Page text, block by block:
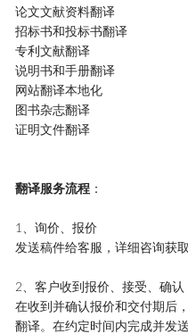
论文文献资料翻译
招标书和投标书翻译
专利文献翻译
说明书和手册翻译
网站翻译本地化
图书杂志翻译
证明文件翻译
翻译服务流程 ：
1、询价、报价
发送稿件给客服，详细咨询获
2、客户收到报价、接受、确认
在收到并确认报价和交付期后
翻译。在约定时间内完成并发送